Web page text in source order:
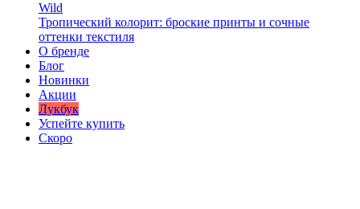
Wild
Тропический колорит: броские принты и сочные
оттенки текстиля
О бренде
Блог
Новинки
Акции
Лукбук
Успейте купить
Скоро